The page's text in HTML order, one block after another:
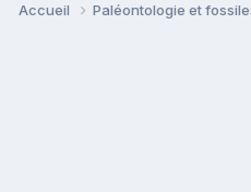
Accueil Paléontologie et